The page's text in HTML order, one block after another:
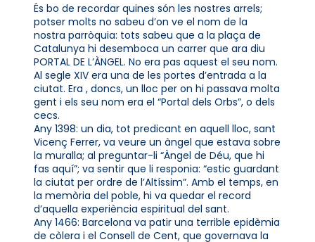
És bo de recordar quines són les nostres arrels;
potser molts no sabeu d’on ve el nom de la
nostra parròquia: tots sabeu que a la plaça de
Catalunya hi desemboca un carrer que ara diu
PORTAL DE L’ÀNGEL. No era pas aquest el seu nom.
Al segle XIV era una de les portes d’entrada a la
ciutat. Era , doncs, un lloc per on hi passava molta
gent i els seu nom era el “Portal dels Orbs”, o dels
cecs.
Any 1398: un dia, tot predicant en aquell lloc, sant
Vicenç Ferrer, va veure un àngel que estava sobre
la muralla; al preguntar-li “Àngel de Déu, que hi
fas aquí”; va sentir que li responia: “estic guardant
la ciutat per ordre de l’Altíssim”. Amb el temps, en
la memòria del poble, hi va quedar el record
d’aquella experiència espiritual del sant.
Any 1466: Barcelona va patir una terrible epidèmia
de còlera i el Consell de Cent, que governava la